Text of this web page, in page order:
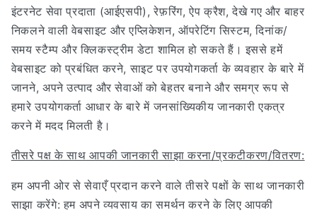
इंटरनेट सेवा प्रदाता (आईएसपी), रेफ़रिंग, ऐप क्रैश, देखे गए और बाहर
निकलने वाली वेबसाइट और एप्लिकेशन, ऑपरेटिंग सिस्टम, दिनांक/
समय स्टैम्प और क्लिकस्ट्रीम डेटा शामिल हो सकते हैं। इससे हमें
वेबसाइट को प्रबंधित करने, साइट पर उपयोगकर्ता के व्यवहार के बारे में
जानने, अपने उत्पाद और सेवाओं को बेहतर बनाने और समग्र रूप से
हमारे उपयोगकर्ता आधार के बारे में जनसांख्यिकीय जानकारी एकत्र
करने में मदद मिलती है।
तीसरे पक्ष के साथ आपकी जानकारी साझा करना/प्रकटीकरण/वितरण:
हम अपनी ओर से सेवाएँ प्रदान करने वाले तीसरे पक्षों के साथ जानकारी
साझा करेंगे: हम अपने व्यवसाय का समर्थन करने के लिए आपकी